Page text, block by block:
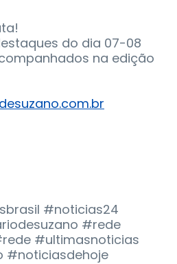
do dia 07-08
na edição
#noticias24
#rede
#ultimasnoticias
#noticiasdehoje